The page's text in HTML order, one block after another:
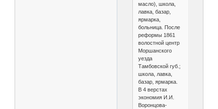
масло), школа,
лавка, базар,
ярмарка,
больница. После
реформы 1861
волостной центр
Моршанского
уезда
Тамбовской губ.;
школа, лавка,
базар, ярмарка.
В 4 верстах
экономия И.И.
Воронцова-